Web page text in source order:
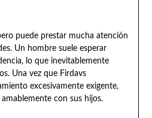
puede prestar mucha atención
Un hombre suele esperar
lo que inevitablemente
Una vez que Firdavs
excesivamente exigente,
con sus hijos.